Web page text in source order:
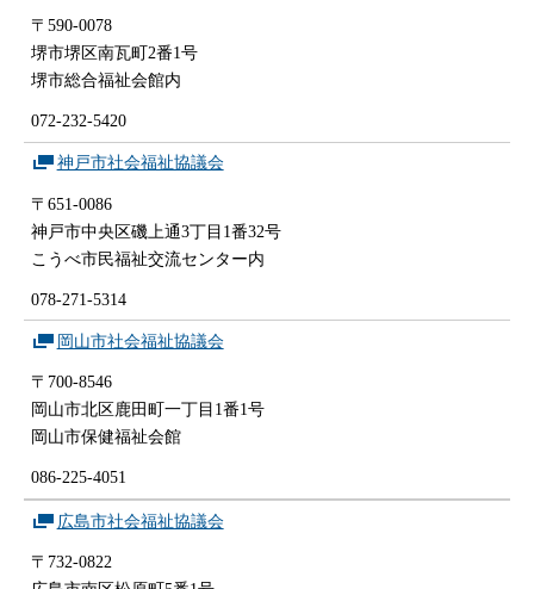
〒590-0078
堺市堺区南瓦町2番1号
堺市総合福祉会館内
072-232-5420
神戸市社会福祉協議会
〒651-0086
神戸市中央区磯上通3丁目1番32号
こうべ市民福祉交流センター内
078-271-5314
岡山市社会福祉協議会
〒700-8546
岡山市北区鹿田町一丁目1番1号
岡山市保健福祉会館
086-225-4051
広島市社会福祉協議会
〒732-0822